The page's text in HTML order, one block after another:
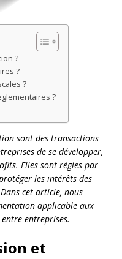
?
?
?
?
sont des transactions
de se développer,
Elles sont régies par
les intérêts des
cet article, nous
applicable aux
entreprises.
et